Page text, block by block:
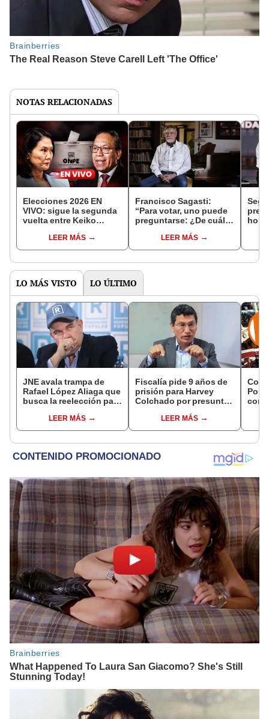
NOTAS RELACIONADAS
Elecciones 2026 EN
VIVO: sigue la segunda
vuelta entre Keiko
Sánchez minuto a
minuto
LEER MÁS
Francisco Sagasti:
“Para votar, uno puede
preguntarse: ¿De cuál
defenderme mejor?”
LEER MÁS
hora
LO MÁS VISTO LO ÚLTIMO
JNE avala trampa de
Rafael López Aliaga que
busca la reelección para
LEER MÁS
Fiscalía pide 9 años de
prisión para Harvey
Colchado por presunta
incompatible y falsedad
ideológica
LEER MÁS